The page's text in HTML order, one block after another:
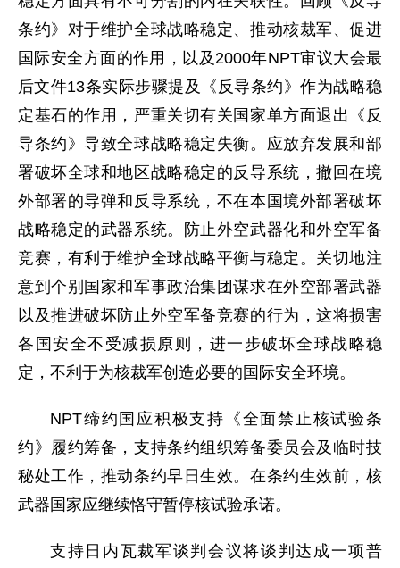
条约》对于维护全球战略稳定、推动核裁军、促进
国际安全方面的作用，以及2000年NPT审议大会最
后文件13条实际步骤提及《反导条约》作为战略稳
定基石的作用，严重关切有关国家单方面退出《反
导条约》导致全球战略稳定失衡。应放弃发展和部
署破坏全球和地区战略稳定的反导系统，撤回在境
外部署的导弹和反导系统，不在本国境外部署破坏
战略稳定的武器系统。防止外空武器化和外空军备
竞赛，有利于维护全球战略平衡与稳定。关切地注
意到个别国家和军事政治集团谋求在外空部署武器
以及推进破坏防止外空军备竞赛的行为，这将损害
各国安全不受减损原则，进一步破坏全球战略稳
定，不利于为核裁军创造必要的国际安全环境。
NPT缔约国应积极支持《全面禁止核试验条
约》履约筹备，支持条约组织筹备委员会及临时技
秘处工作，推动条约早日生效。在条约生效前，核
武器国家应继续恪守暂停核试验承诺。
支持日内瓦裁军谈判会议将谈判达成一项普